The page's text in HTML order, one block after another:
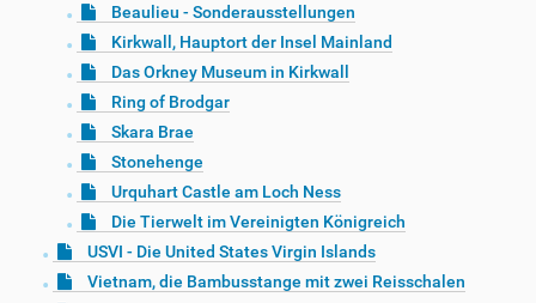
Beaulieu - Sonderausstellungen
Kirkwall, Hauptort der Insel Mainland
Das Orkney Museum in Kirkwall
Ring of Brodgar
Skara Brae
Stonehenge
Urquhart Castle am Loch Ness
Die Tierwelt im Vereinigten Königreich
USVI - Die United States Virgin Islands
Vietnam, die Bambusstange mit zwei Reisschalen